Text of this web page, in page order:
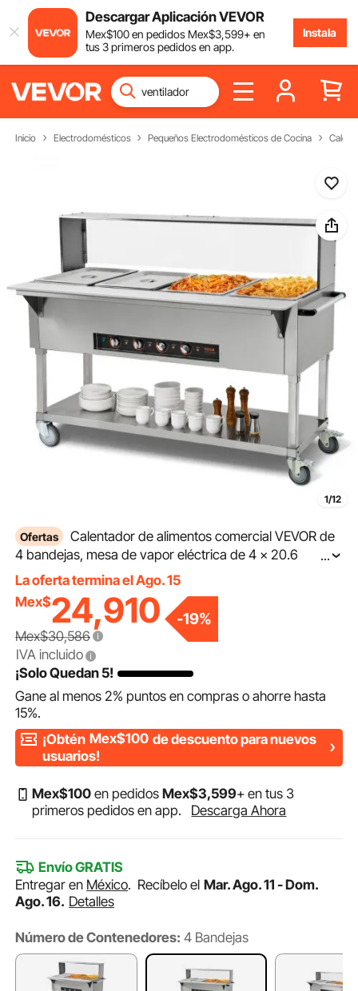
Descargar Aplicación VEVOR
Mex$100en pedidos Mex$3,599+ en
tus 3 primeros pedidos en app.
Instala
Inicio Electrodomésticos Pequeños Electrodomésticos de Cocina
1/12
Ofertas
Calentador de alimentos comercial VEVOR de
4 bandejas, mesa de vapor eléctrica de 4 x 20.6
cuartos, calentador de alimentos profesional para bufés
y catering de 2000 W con protector contra estornudos
de acrílico, servidor de acero inoxidable de grado
alimenticio para restaurantes y fiestas.
...
La oferta termina el Ago. 15
Mex$24,910
Mex$30,586
-19%
IVA incluido
¡Solo Quedan 5!
Gane al menos 2% puntos en compras o ahorre hasta
15%.
¡Obtén Mex$100 de descuento para nuevos
usuarios!
Mex$100 en pedidosMex$3,599+ en tus 3
primeros pedidos en app.
Descarga Ahora
Envío GRATIS
Entregar en México. Recíbelo el Mar. Ago. 11 - Dom.
Ago. 16. Detalles
Número de Contenedores: 4 Bandejas